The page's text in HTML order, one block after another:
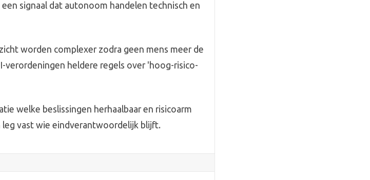
signaal dat autonoom handelen technisch en
worden complexer zodra geen mens meer de
verordeningen heldere regels over 'hoog-risico-
welke beslissingen herhaalbaar en risicoarm
vast wie eindverantwoordelijk blijft.